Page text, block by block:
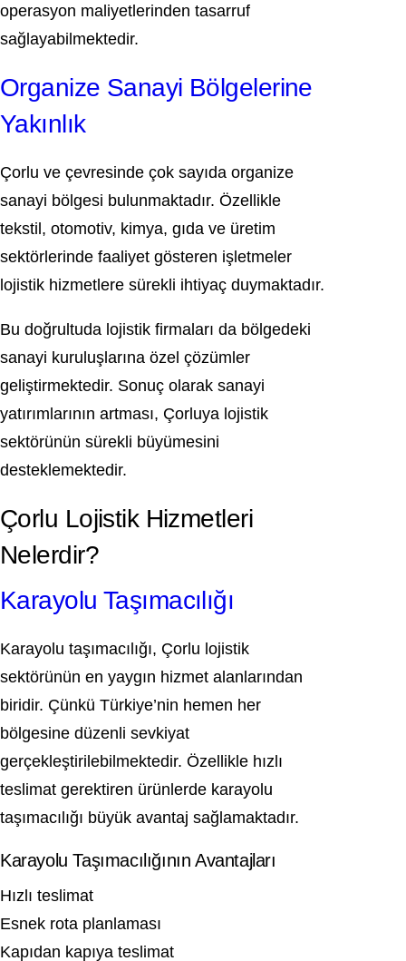
operasyon maliyetlerinden tasarruf
sağlayabilmektedir.
Organize Sanayi Bölgelerine
Yakınlık
Çorlu ve çevresinde çok sayıda organize
sanayi bölgesi bulunmaktadır. Özellikle
tekstil, otomotiv, kimya, gıda ve üretim
sektörlerinde faaliyet gösteren işletmeler
lojistik hizmetlere sürekli ihtiyaç duymaktadır.
Bu doğrultuda lojistik firmaları da bölgedeki
sanayi kuruluşlarına özel çözümler
geliştirmektedir. Sonuç olarak sanayi
yatırımlarının artması, Çorluya lojistik
sektörünün sürekli büyümesini
desteklemektedir.
Çorlu Lojistik Hizmetleri
Nelerdir?
Karayolu Taşımacılığı
Karayolu taşımacılığı, Çorlu lojistik
sektörünün en yaygın hizmet alanlarından
biridir. Çünkü Türkiye’nin hemen her
bölgesine düzenli sevkiyat
gerçekleştirilebilmektedir. Özellikle hızlı
teslimat gerektiren ürünlerde karayolu
taşımacılığı büyük avantaj sağlamaktadır.
Karayolu Taşımacılığının Avantajları
Hızlı teslimat
Esnek rota planlaması
Kapıdan kapıya teslimat